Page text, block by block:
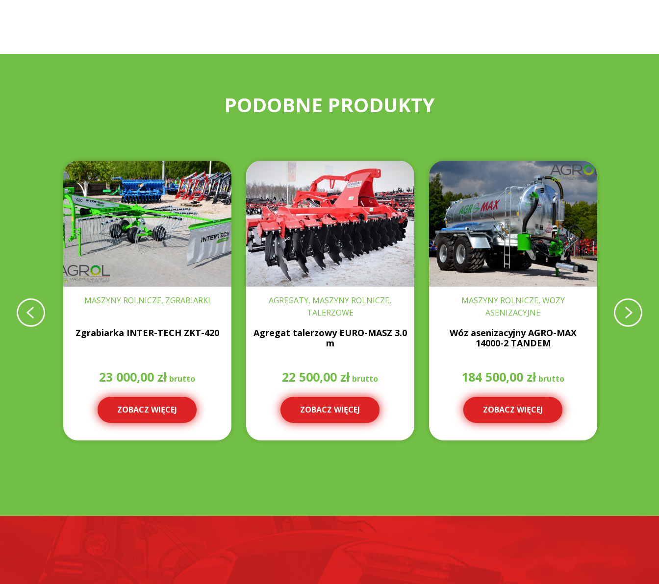
PODOBNE PRODUKTY
MASZYNY ROLNICZE, ZGRABIARKI
Zgrabiarka INTER-TECH ZKT-420
23 000,00 zł
ZOBACZ WIĘCEJ
AGREGATY, MASZYNY ROLNICZE,
TALERZOWE
Agregat talerzowy EURO-MASZ 3.0
m
22 500,00 zł
ZOBACZ WIĘCEJ
MASZYNY ROLNICZE, WOZY
ASENIZACYJNE
Wóz asenizacyjny AGRO-MAX
14000-2 TANDEM
184 500,00 zł
ZOBACZ WIĘCEJ
MASZYNY